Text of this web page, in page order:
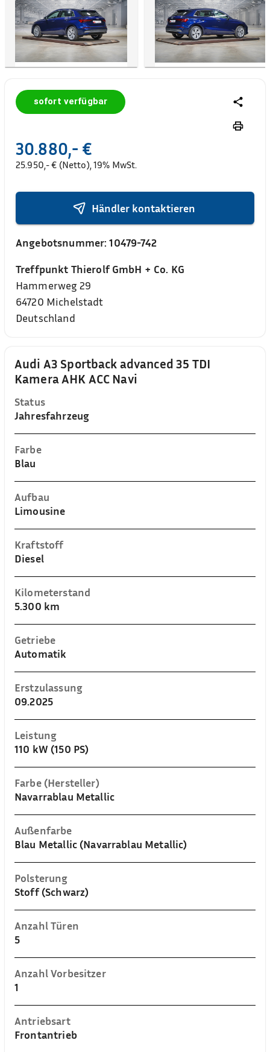
Audi A3 Sportback advanced 35 TDI
Kamera AHK ACC Navi
Status
Jahresfahrzeug
Farbe
Blau
Aufbau
Limousine
Kraftstoff
Diesel
Kilometerstand
5.300 km
Getriebe
Automatik
Erstzulassung
09.2025
Leistung
110 kW (150 PS)
Farbe (Hersteller)
Navarrablau Metallic
Außenfarbe
Blau Metallic (Navarrablau Metallic)
Polsterung
Stoff (Schwarz)
Anzahl Türen
5
Anzahl Vorbesitzer
1
Antriebsart
Frontantrieb
sofort verfügbar
30.880,- €
25.950,- € (Netto), 19% MwSt.
Händler kontaktieren
Angebotsnummer:10479-742
Treffpunkt Thierolf GmbH + Co. KG
Hammerweg 29
64720 Michelstadt
Deutschland